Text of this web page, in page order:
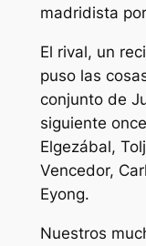
madridista
El rival, un
puso las
conjunto de
siguiente
Elgezábal,
Vencedor,
Eyong.
Nuestros